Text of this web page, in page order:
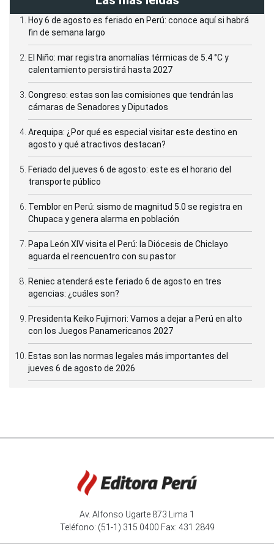
Hoy 6 de agosto es feriado en Perú: conoce aquí si habrá
fin de semana largo
El Niño: mar registra anomalías térmicas de 5.4 °C y
calentamiento persistirá hasta 2027
Congreso: estas son las comisiones que tendrán las
cámaras de Senadores y Diputados
Arequipa: ¿Por qué es especial visitar este destino en
agosto y qué atractivos destacan?
Feriado del jueves 6 de agosto: este es el horario del
transporte público
Temblor en Perú: sismo de magnitud 5.0 se registra en
Chupaca y genera alarma en población
Papa León XIV visita el Perú: la Diócesis de Chiclayo
aguarda el reencuentro con su pastor
Reniec atenderá este feriado 6 de agosto en tres
agencias: ¿cuáles son?
Presidenta Keiko Fujimori: Vamos a dejar a Perú en alto
con los Juegos Panamericanos 2027
Estas son las normas legales más importantes del
jueves 6 de agosto de 2026
Av. Alfonso Ugarte 873 Lima 1
Teléfono: (51-1) 315 0400 Fax: 431 2849